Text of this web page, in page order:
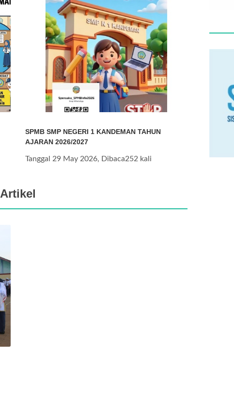
SPMB SMP NEGERI 1 KANDEMAN TAHUN
AJARAN 2026/2027
Tanggal 29 May 2026, Dibaca252 kali
Artikel